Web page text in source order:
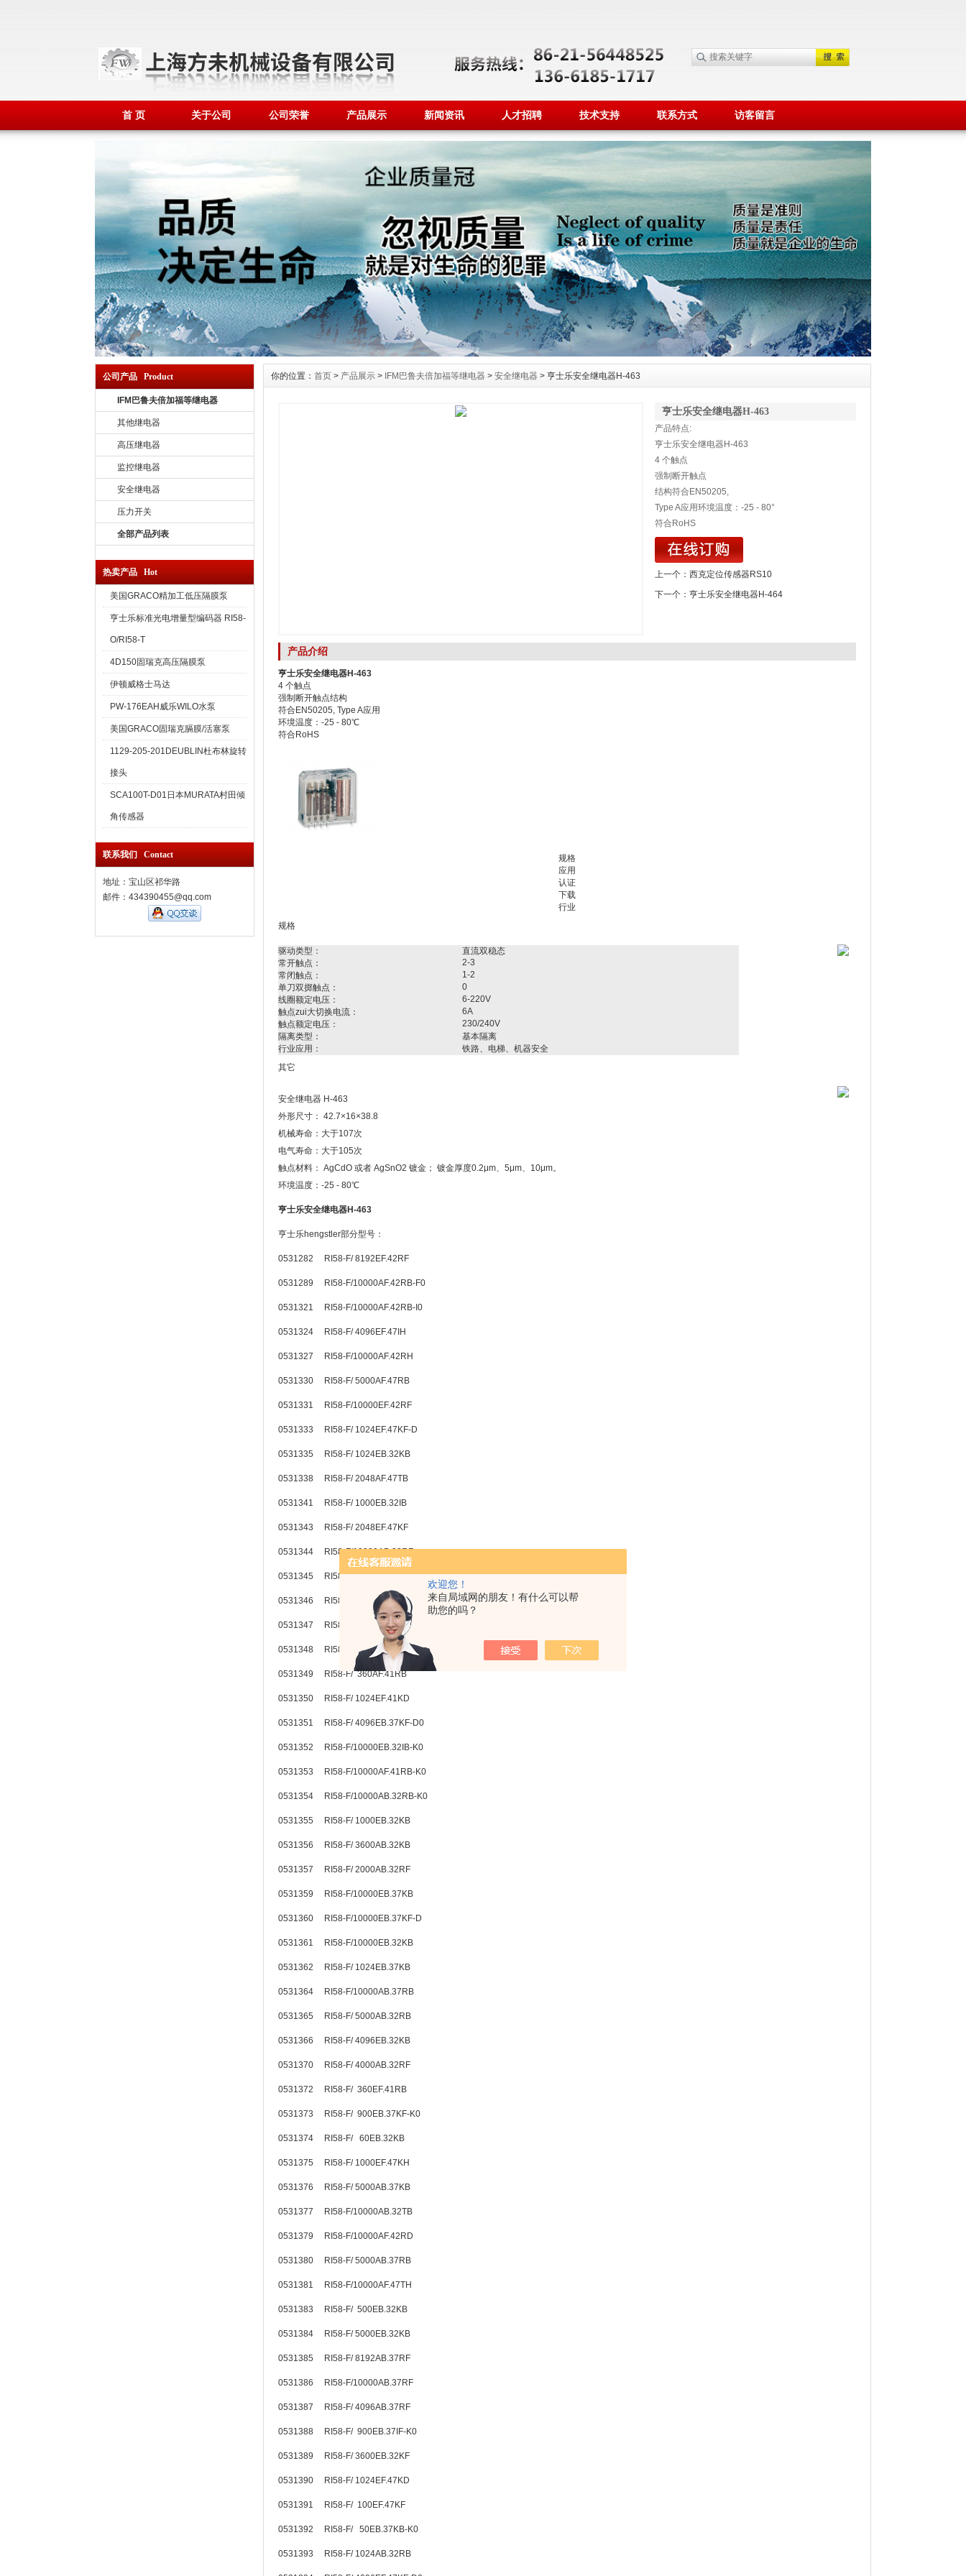
欢迎您！
来自局域网的朋友！有什么可以帮
助您的吗？
首 页 关于公司 公司荣誉 产品展示 新闻资讯 人才招聘 技术支持 联系方式 访客留言
公司产品 Product
IFM巴鲁夫倍加福等继电器
其他继电器
高压继电器
监控继电器
安全继电器
压力开关
全部产品列表
热卖产品 Hot
美国GRACO精加工低压隔膜泵
亨士乐标准光电增量型编码器 RI58-
O/RI58-T
4D150固瑞克高压隔膜泵
伊顿威格士马达
PW-176EAH威乐WILO水泵
美国GRACO固瑞克膈膜/活塞泵
1129-205-201DEUBLIN杜布林旋转
接头
SCA100T-D01日本MURATA村田倾
角传感器
联系我们 Contact
地址：宝山区祁华路
邮件：434390455@qq.com
你的位置： 首页 > 产品展示 > IFM巴鲁夫倍加福等继电器 > 安全继电器 > 亨士乐安全继电器H-463
亨士乐安全继电器H-463
产品特点:
亨士乐安全继电器H-463
4 个触点
强制断开触点
结构符合EN50205,
Type A应用环境温度：-25 - 80°
符合RoHS
上一个： 西克定位传感器RS10
下一个： 亨士乐安全继电器H-464
产品介绍
亨士乐安全继电器H-463
4 个触点
强制断开触点结构
符合EN50205, Type A应用
环境温度：-25 - 80℃
符合RoHS
规格
应用
认证
下载
行业
规格
驱动类型：
直流双稳态
常开触点：
2-3
常闭触点：
1-2
单刀双掷触点：
0
线圈额定电压：
6-220V
触点zui大切换电流：
6A
触点额定电压：
230/240V
隔离类型：
基本隔离
行业应用：
铁路、电梯、机器安全
其它
安全继电器 H-463
外形尺寸： 42.7×16×38.8
机械寿命：大于107次
电气寿命：大于105次
触点材料： AgCdO 或者 AgSnO2 镀金； 镀金厚度0.2μm、5μm、10μm。
环境温度：-25 - 80℃
亨士乐安全继电器H-463
亨士乐hengstler部分型号：
0531282 RI58-F/ 8192EF.42RF
0531289 RI58-F/10000AF.42RB-F0
0531321 RI58-F/10000AF.42RB-I0
0531324 RI58-F/ 4096EF.47IH
0531327 RI58-F/10000AF.42RH
0531330 RI58-F/ 5000AF.47RB
0531331 RI58-F/10000EF.42RF
0531333 RI58-F/ 1024EF.47KF-D
0531335 RI58-F/ 1024EB.32KB
0531338 RI58-F/ 2048AF.47TB
0531341 RI58-F/ 1000EB.32IB
0531343 RI58-F/ 2048EF.47KF
0531344 RI58-F/10000AB.32RF
0531345 RI58-F/10000EF.47ID
0531346 RI58-F/ 3600EF.47KF
0531347 RI58-F/ 3600EB.37KF
0531348 RI58-F/ 600EF.47IH
0531349 RI58-F/ 360AF.41RB
0531350 RI58-F/ 1024EF.41KD
0531351 RI58-F/ 4096EB.37KF-D0
0531352 RI58-F/10000EB.32IB-K0
0531353 RI58-F/10000AF.41RB-K0
0531354 RI58-F/10000AB.32RB-K0
0531355 RI58-F/ 1000EB.32KB
0531356 RI58-F/ 3600AB.32KB
0531357 RI58-F/ 2000AB.32RF
0531359 RI58-F/10000EB.37KB
0531360 RI58-F/10000EB.37KF-D
0531361 RI58-F/10000EB.32KB
0531362 RI58-F/ 1024EB.37KB
0531364 RI58-F/10000AB.37RB
0531365 RI58-F/ 5000AB.32RB
0531366 RI58-F/ 4096EB.32KB
0531370 RI58-F/ 4000AB.32RF
0531372 RI58-F/ 360EF.41RB
0531373 RI58-F/ 900EB.37KF-K0
0531374 RI58-F/ 60EB.32KB
0531375 RI58-F/ 1000EF.47KH
0531376 RI58-F/ 5000AB.37KB
0531377 RI58-F/10000AB.32TB
0531379 RI58-F/10000AF.42RD
0531380 RI58-F/ 5000AB.37RB
0531381 RI58-F/10000AF.47TH
0531383 RI58-F/ 500EB.32KB
0531384 RI58-F/ 5000EB.32KB
0531385 RI58-F/ 8192AB.37RF
0531386 RI58-F/10000AB.37RF
0531387 RI58-F/ 4096AB.37RF
0531388 RI58-F/ 900EB.37IF-K0
0531389 RI58-F/ 3600EB.32KF
0531390 RI58-F/ 1024EF.47KD
0531391 RI58-F/ 100EF.47KF
0531392 RI58-F/ 50EB.37KB-K0
0531393 RI58-F/ 1024AB.32RB